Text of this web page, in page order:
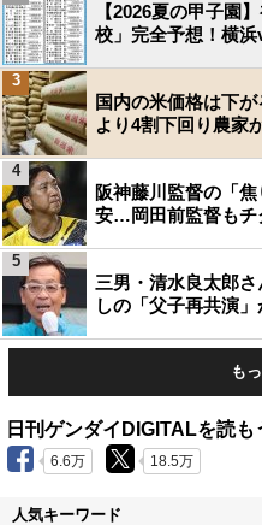
【2026夏の甲子園
校」完全予想！横
国内の米価格は下
より4割下回り農家
3
阪神藤川監督の「
安…岡田前監督もチ
4
三男・清水良太郎
しの「父子再共演
5
も
日刊ゲンダイDIGITALを読も
6.6万 18.5万
人気キーワード